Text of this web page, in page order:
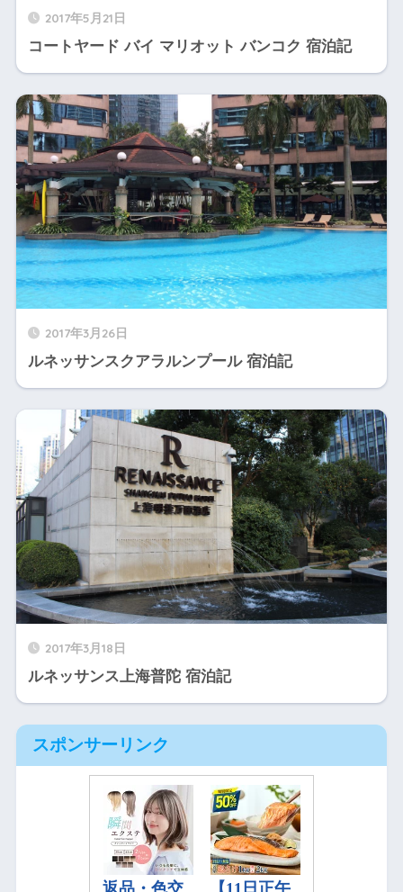
2017年5月21日
コートヤード バイ マリオット バンコク 宿泊記
2017年3月26日
ルネッサンスクアラルンプール 宿泊記
2017年3月18日
ルネッサンス上海普陀 宿泊記
スポンサーリンク